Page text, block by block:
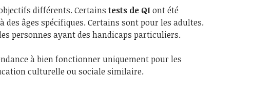
différents. Certainstests de QIont été
des âges spécifiques. Certains sont pour les adultes.
personnes ayant des handicaps particuliers.
à bien fonctionner uniquement pour les
culturelle ou sociale similaire.